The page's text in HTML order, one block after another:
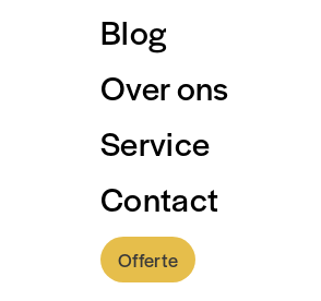
Blog
Over ons
Service
Contact
Offerte